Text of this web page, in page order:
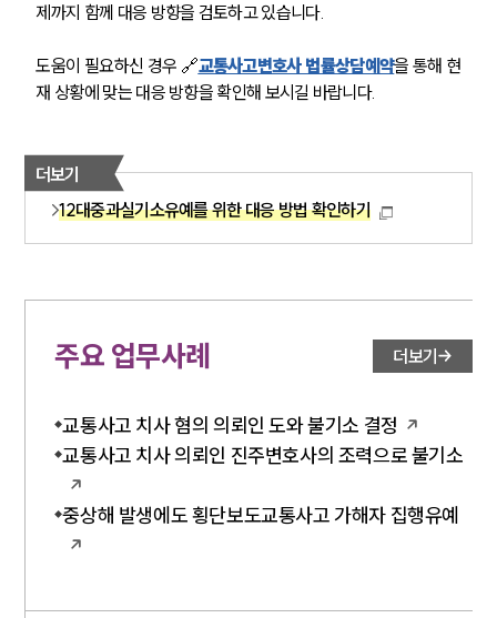
제까지 함께 대응 방향을 검토하고 있습니다.
도움이 필요하신 경우 🔗교통사고변호사 법률상담예약을 통해 현
재 상황에 맞는 대응 방향을 확인해 보시길 바랍니다.
더보기
12대중과실기소유예를 위한 대응 방법 확인하기
주요 업무사례 더보기
교통사고 치사 혐의 의뢰인 도와 불기소 결정
교통사고 치사 의뢰인 진주변호사의 조력으로 불기소
중상해 발생에도 횡단보도교통사고 가해자 집행유예